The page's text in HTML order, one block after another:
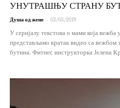
УНУТРАШЊУ СТРАНУ
Душа од жене - 02/05/2019
У серијалу текстова о мами која
представљамо кратак видео са
бутина. Фитнес инструкторка Јелена